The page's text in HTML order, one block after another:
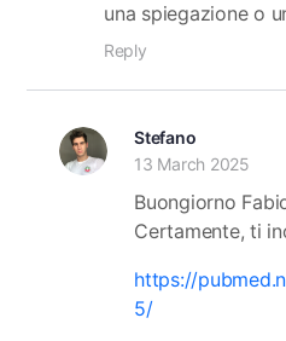
una spiegazione o
Reply
Stefano
13 March 2025
Buongiorno
Certamente, ti
https://
5/